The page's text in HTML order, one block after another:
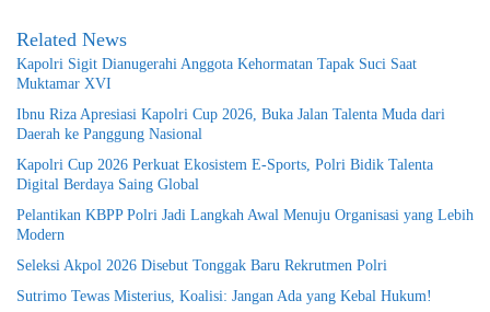
Related News
Kapolri Sigit Dianugerahi Anggota Kehormatan Tapak Suci Saat
Muktamar XVI
Ibnu Riza Apresiasi Kapolri Cup 2026, Buka Jalan Talenta Muda dari
Daerah ke Panggung Nasional
Kapolri Cup 2026 Perkuat Ekosistem E-Sports, Polri Bidik Talenta
Digital Berdaya Saing Global
Pelantikan KBPP Polri Jadi Langkah Awal Menuju Organisasi yang Lebih
Modern
Seleksi Akpol 2026 Disebut Tonggak Baru Rekrutmen Polri
Sutrimo Tewas Misterius, Koalisi: Jangan Ada yang Kebal Hukum!